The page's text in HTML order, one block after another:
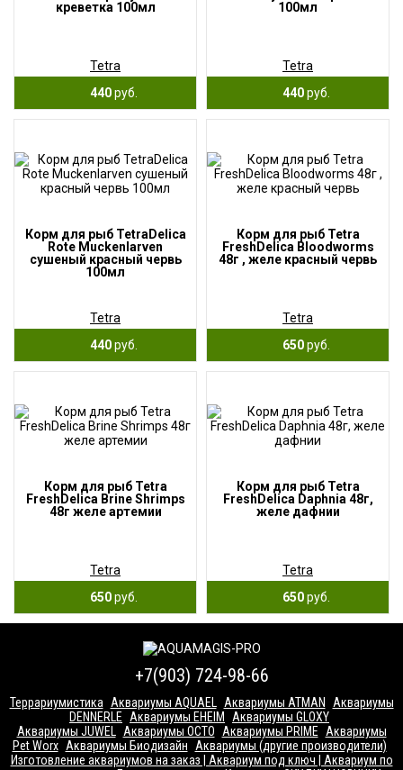
креветка 100мл
Tetra
440руб.
100мл
Tetra
440руб.
Корм для рыб TetraDelica
Rote Muckenlarven
сушеный красный червь
100мл
Tetra
440руб.
Корм для рыб Tetra
FreshDelica Bloodworms
48г , желе красный червь
Tetra
650руб.
Корм для рыб Tetra
FreshDelica Brine Shrimps
48г желе артемии
Tetra
650руб.
Корм для рыб Tetra
FreshDelica Daphnia 48г,
желе дафнии
Tetra
650руб.
+7(903) 724-98-66
Террариумистика Аквариумы AQUAEL Аквариумы ATMAN
Аквариумы
DENNERLE
Аквариумы EHEIM
Аквариумы GLOXY
Аквариумы JUWEL
Аквариумы OCTO Аквариумы PRIME
Аквариумы
Pet Worx Аквариумы Биодизайн
Аквариумы (другие производители)
Изготовление аквариумов на заказ | Аквариум под ключ | Аквариум по